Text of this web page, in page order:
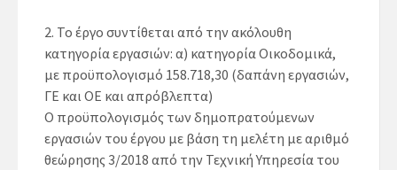
2. Το έργο συντίθεται από την ακόλουθη
κατηγορία εργασιών: α) κατηγορίαΟικοδομικά,
με προϋπολογισμό 158.718,30 (δαπάνη εργασιών,
ΓΕ και ΟΕ και απρόβλεπτα)
Ο προϋπολογισμός των δημοπρατούμενων
εργασιών του έργου με βάση τη μελέτη με αριθμό
θεώρησης 3/2018 από την Τεχνική Υπηρεσία του